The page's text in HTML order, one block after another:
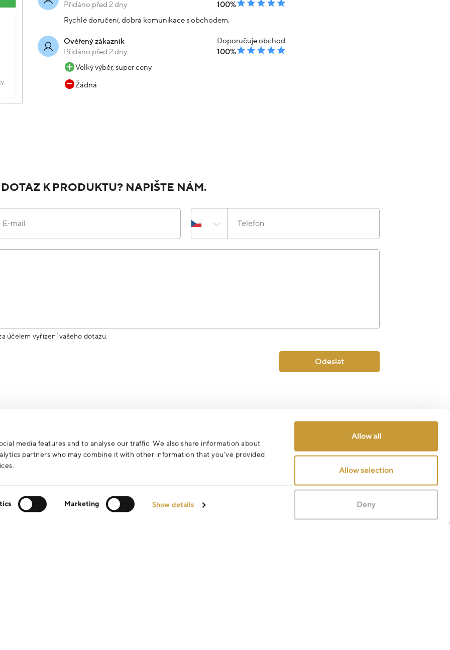
media features and to analyse our traffic. We also share information about
partners who may combine it with other information that you’ve provided
Marketing Show details
Allow all
Allow selection
Deny
Přidáno před 2 dny
100%
Rychlé doručení, dobrá komunikace s obchodem.
Ověřený zákazník
Přidáno před 2 dny
Doporučuje obchod
100%
Velký výběr, super ceny
Žádná
K PRODUKTU? NAPIŠTE NÁM.
E-mail Telefon
účelem vyřízení vašeho dotazu.
Odeslat